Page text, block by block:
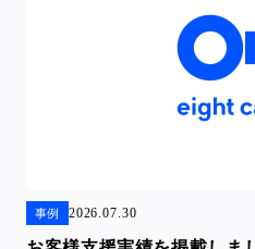
事例 2026.07.30